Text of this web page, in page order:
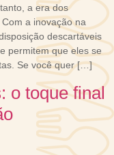
a era dos
a inovação na
descartáveis
permitem que eles se
Se você quer […]
o toque final